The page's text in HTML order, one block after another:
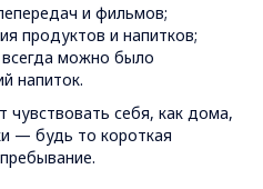
и фильмов;
продуктов и напитков;
можно было
напиток.
чувствовать себя, как дома,
— будь то короткая